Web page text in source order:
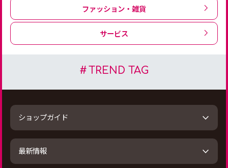
ファッション・雑貨
サービス
TREND TAG
ショップガイド
最新情報